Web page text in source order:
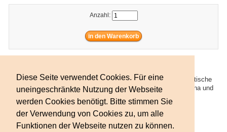
Diese Seite verwendet Cookies. Für eine
uneingeschränkte Nutzung der Webseite
werden Cookies benötigt. Bitte stimmen Sie
der Verwendung von Cookies zu, um alle
Funktionen der Webseite nutzen zu können.
Anzahl:
Zum Umfüllen für alle Wässer und Öle empfehlen wir Dir die praktische
Kunststoff-Flasche, 200 ml. Sicher und leicht im Baderaum, Sauna und
auf Reisen.